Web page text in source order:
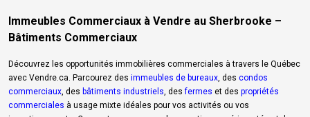
Immeubles Commerciaux à Vendre au Sherbrooke –
Bâtiments Commerciaux
Découvrez les opportunités immobilières commerciales à travers le Québec
avec Vendre.ca. Parcourez des immeubles de bureaux , des condos
commerciaux , des bâtiments industriels , desfermes et des propriétés
commerciales à usage mixte idéales pour vos activités ou vos